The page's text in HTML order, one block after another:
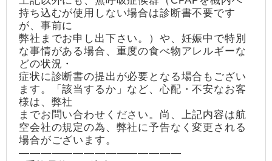
持ち込むが使用しない場合は診断書不要です
が、事前に
弊社までお申し出下さい。）や、妊娠中で特別
な事情がある場合、重度の食べ物アレルギーな
どの状況・
症状に診断書の提出が必要となる場合もござい
ます。「該当するか」など、心配・不安なお客
様は、弊社
までお問い合わせください。尚、上記内容は航
空会社の規定の為、弊社に予告なく変更される
場合がございます。
―――――――――――――――